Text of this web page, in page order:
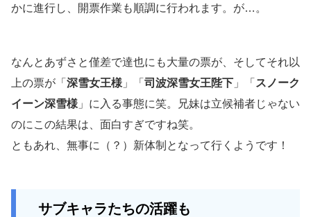
かに進行し、開票作業も順調に行われます。が…。
なんとあずさと僅差で達也にも大量の票が、そしてそれ以
上の票が「 深雪女王様 」「 司波深雪女王陛下 」「 スノーク
イーン深雪様 」に入る事態に笑。兄妹は立候補者じゃない
のにこの結果は、面白すぎですね笑。
ともあれ、無事に（？）新体制となって行くようです！
サブキャラたちの活躍も